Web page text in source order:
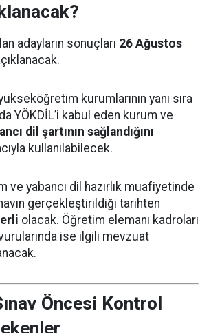
adayların sonuçları 26 Ağustos
kurumlarının yanı sıra
YÖKDİL’i kabul eden kurum ve
dil şartının sağlandığını
kullanılabilecek.
ve yabancı dil hazırlık muafiyetinde
gerçekleştirildiği tarihten
olacak. Öğretim elemanı kadroları
ise ilgili mevzuat
Öncesi Kontrol